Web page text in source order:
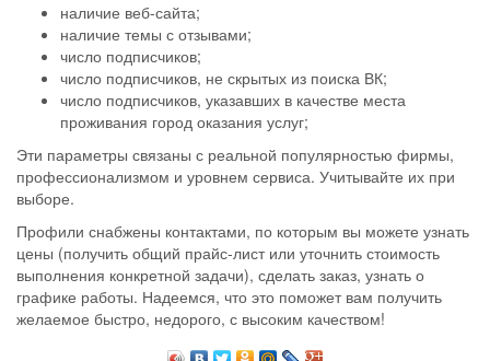
наличие веб-сайта;
наличие темы с отзывами;
число подписчиков;
число подписчиков, не скрытых из поиска ВК;
число подписчиков, указавших в качестве места
проживания город оказания услуг;
Эти параметры связаны с реальной популярностью фирмы,
профессионализмом и уровнем сервиса. Учитывайте их при
выборе.
Профили снабжены контактами, по которым вы можете узнать
цены (получить общий прайс-лист или уточнить стоимость
выполнения конкретной задачи), сделать заказ, узнать о
графике работы. Надеемся, что это поможет вам получить
желаемое быстро, недорого, с высоким качеством!